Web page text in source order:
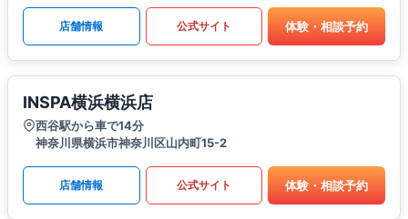
店舗情報 公式サイト 体験・相談予約
INSPA横浜横浜店
西谷駅から車で14分
神奈川県横浜市神奈川区山内町15-2
店舗情報 公式サイト 体験・相談予約